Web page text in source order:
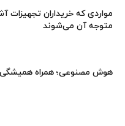
مواردی که خریداران تجهیزات
متوجه آن می‌شوند
هوش مصنوعی؛ همراه همیشگی